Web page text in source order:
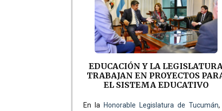
EDUCACIÓN Y LA LEGISLATURA
TRABAJAN EN PROYECTOS
EL SISTEMA EDUCATIVO
En la Honorable Legislatura de Tucumán,